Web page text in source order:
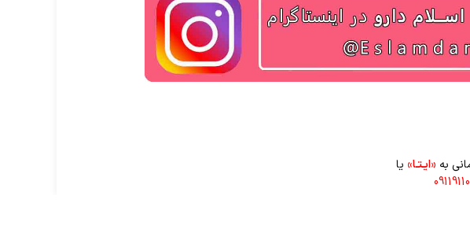
به «ایـتـا» یا